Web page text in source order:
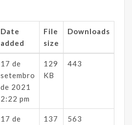
Date
added
File
size
Downloads
17 de
setembro
de 2021
2:22 pm
129
KB
443
17 de
137
563